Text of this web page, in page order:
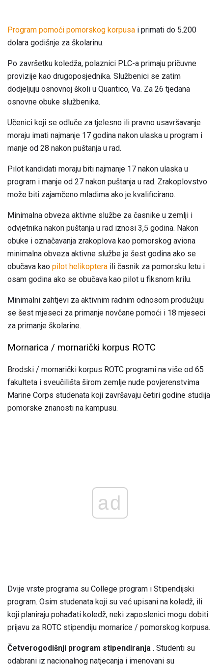
Program pomoći pomorskog korpusa i primati do 5.200
dolara godišnje za školarinu.
Po završetku koledža, polaznici PLC-a primaju pričuvne
provizije kao drugoposjednika. Službenici se zatim
dodjeljuju osnovnoj školi u Quantico, Va. Za 26 tjedana
osnovne obuke službenika.
Učenici koji se odluče za tjelesno ili pravno usavršavanje
moraju imati najmanje 17 godina nakon ulaska u program i
manje od 28 nakon puštanja u rad.
Pilot kandidati moraju biti najmanje 17 nakon ulaska u
program i manje od 27 nakon puštanja u rad. Zrakoplovstvo
može biti zajamčeno mladima ako je kvalificirano.
Minimalna obveza aktivne službe za časnike u zemlji i
odvjetnika nakon puštanja u rad iznosi 3,5 godina. Nakon
obuke i označavanja zrakoplova kao pomorskog aviona
minimalna obveza aktivne službe je šest godina ako se
obučava kao pilot helikoptera ili časnik za pomorsku letu i
osam godina ako se obučava kao pilot u fiksnom krilu.
Minimalni zahtjevi za aktivnim radnim odnosom produžuju
se šest mjeseci za primanje novčane pomoći i 18 mjeseci
za primanje školarine.
Mornarica / mornarički korpus ROTC
Brodski / mornarički korpus ROTC programi na više od 65
fakulteta i sveučilišta širom zemlje nude povjerenstvima
Marine Corps studenata koji završavaju četiri godine studija
pomorske znanosti na kampusu.
ad
Dvije vrste programa su College program i Stipendijski
program. Osim studenata koji su već upisani na koledž, ili
koji planiraju pohađati koledž, neki zaposlenici mogu dobiti
prijavu za ROTC stipendiju mornarice / pomorskog korpusa.
Četverogodišnji program stipendiranja . Studenti su
odabrani iz nacionalnog natjecanja i imenovani su